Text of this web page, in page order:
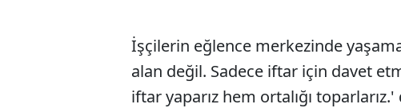
İşçilerin eğlence merkezinde
alan değil. Sadece iftar için davet
iftar yaparız hem ortalığı